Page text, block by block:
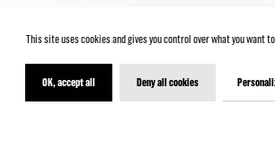
Pro page Contact us Legal
Terms
Spectator Charter
This site uses cookies and gives you control over what you want
OK, accept all Deny all cookies